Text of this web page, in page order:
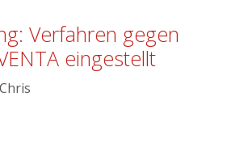
Verfahren gegen
eingestellt
Chris